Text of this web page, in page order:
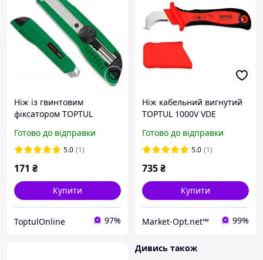
Ніж із гвинтовим
фіксатором TOPTUL
Готово до відправки
5.0 (1)
171 ₴
Купити
ToptulOnline 97%
Ніж кабельний вигнутий
TOPTUL 1000V VDE
Готово до відправки
5.0 (1)
735₴
Купити
Market-Opt.net™ 99%
Дивись також